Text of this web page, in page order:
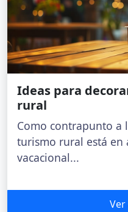
Ideas para
rural
Como contrapunto a
turismo rural está en
vacacional...